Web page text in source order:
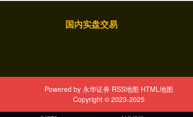
国内实盘交易
Powered by 永华证券 RSS地图 HTML地图
Copyright © 2023-2025